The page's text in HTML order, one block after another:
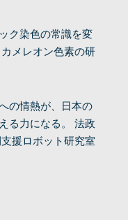
ク染色の常識を変
メレオン色素の研
の情熱が、日本の
る力になる。 法政
援ロボット研究室